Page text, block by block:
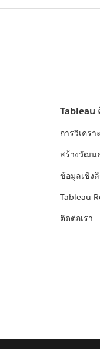
Tableau
การวิเคร
สร้างวัฒน
ข้อมูลเชิง
Tableau
ติดต่อเรา